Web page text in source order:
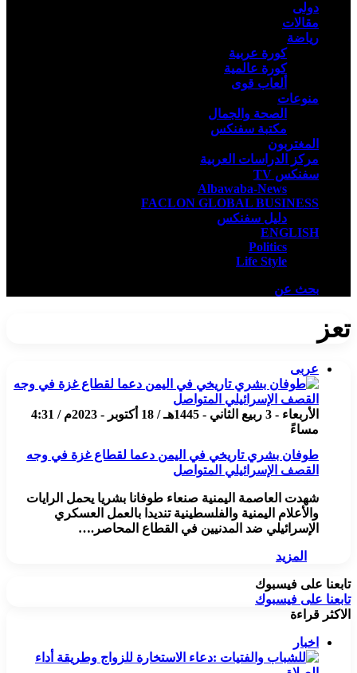
دولى
مقالات
رياضة
كورة عربية
كورة عالمية
ألعاب قوى
منوعات
الصحة والجمال
مكتبة سفنكس
المغتربون
مركز الدراسات العربية
سفنكس TV
Albawaba-News
FACLON GLOBAL BUSINESS
دليل سفنكس
ENGLISH
Politics
Life Style
بحث عن
تعز
عربى
الأربعاء - 3 ربيع الثاني - 1445هـ / 18 أكتوبر - 2023م / 4:31
مساءً
طوفان بشري تاريخي في اليمن دعما لقطاع غزة في وجه
القصف الإسرائيلي المتواصل
شهدت العاصمة اليمنية صنعاء طوفانا بشريا يحمل الرايات
والأعلام اليمنية والفلسطينية تنديدا بالعمل العسكري
الإسرائيلي ضد المدنيين في القطاع المحاصر.…
المزيد
تابعنا على فيسبوك
تابعنا على فيسبوك
الاكثر قراءة
اخبار